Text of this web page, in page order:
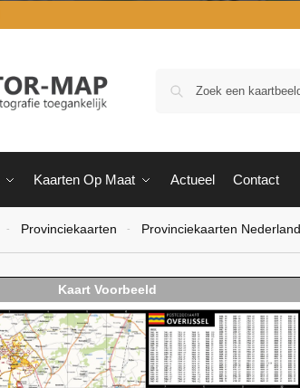
Kaarten Op Maat Actueel Contact
- Provinciekaarten - Provinciekaarten Nederland